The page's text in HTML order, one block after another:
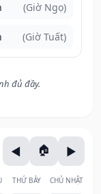
(Giờ Ngọ)
(Giờ Tuất)
đủ đầy.
THỨ BẢY CHỦ NHẬT